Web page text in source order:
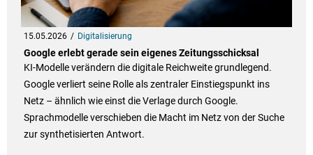
15.05.2026 Digitalisierung
Google erlebt gerade sein eigenes Zeitungsschicksal
KI-Modelle verändern die digitale Reichweite grundlegend.
Google verliert seine Rolle als zentraler Einstiegspunkt ins
Netz – ähnlich wie einst die Verlage durch Google.
Sprachmodelle verschieben die Macht im Netz von der Suche
zur synthetisierten Antwort.